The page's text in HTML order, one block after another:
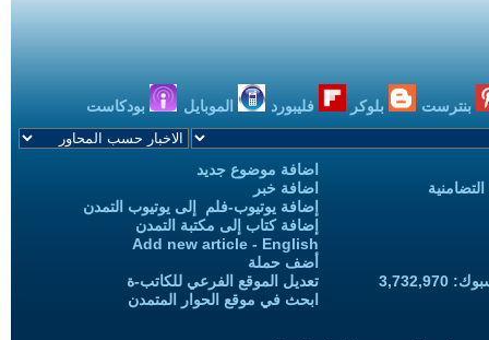
بنترست بلوكر فليبورد الموبايل بودكاست
اضافة موضوع جديد
اضافة خبر
إضافة يوتيوب-فلم إلى يوتيوب التمدن
إضافة كتاب إلى مكتبة التمدن
Add new article - English
أضف حملة
تعديل الموقع الفرعي للكاتب-ة
ابحث في موقع الحوار المتمدن